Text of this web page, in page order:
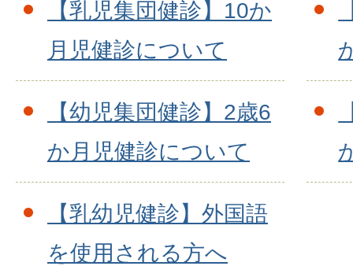
【乳児集団健診】10か
月児健診について
【幼児集団健診】2歳6
か月児健診について
【乳幼児健診】外国語
を使用される方へ